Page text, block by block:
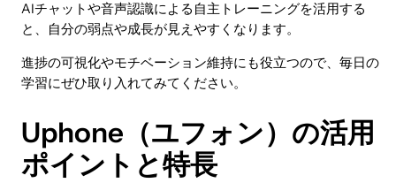
AIチャットや音声認識による自主トレーニングを活用する
と、自分の弱点や成長が見えやすくなります。
進捗の可視化やモチベーション維持にも役立つので、毎日の
学習にぜひ取り入れてみてください。
Uphone（ユフォン）の活用
ポイントと特長